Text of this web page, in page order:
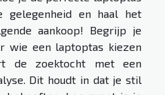
gelegenheid en haal het
aankoop! Begrijp je
wie een laptoptas kiezen
de zoektocht met een
Dit houdt in dat je stil